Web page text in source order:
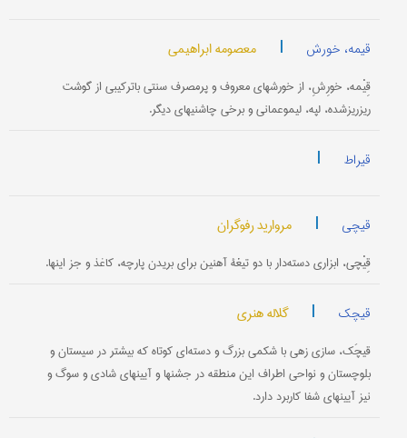
قیمه، خورش | معصومه ابراهیمی
قِیْمه، خورِشِ، از خورشهای معروف و پرمصرف سنتی باترکیبی از گوشت
ریز‌ریزشده، لپه، لیمو‌عمانی و برخی چاشنیهای دیگر.
قیراط |
قیچی | مروارید رفوگران
قِیْچی، ابزاری دسته‌دار با دو تیغۀ آهنین برای بریدن پارچه، کاغذ و جز اینها.
قیچک | گلاله هنری
قیچَک، سازی زهی با شکمی بزرگ و دسته‌ای کوتاه که بیشتر در سیستان و
بلوچستان و نواحی اطراف این منطقه در جشنها و آیینهای شادی و سوگ و
نیز آیینهای شفا کاربرد دارد.